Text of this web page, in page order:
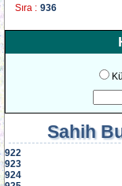
Sıra : 936
Sahih
922
923
924